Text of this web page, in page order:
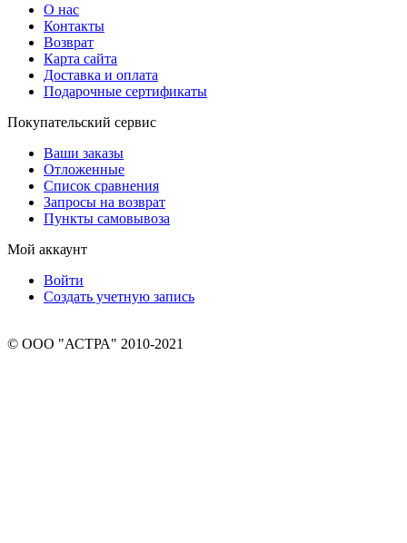
О нас
Контакты
Возврат
Карта сайта
Доставка и оплата
Подарочные сертификаты
Покупательский сервис
Ваши заказы
Отложенные
Список сравнения
Запросы на возврат
Пункты самовывоза
Мой аккаунт
Войти
Создать учетную запись
© ООО "АСТРА" 2010-2021